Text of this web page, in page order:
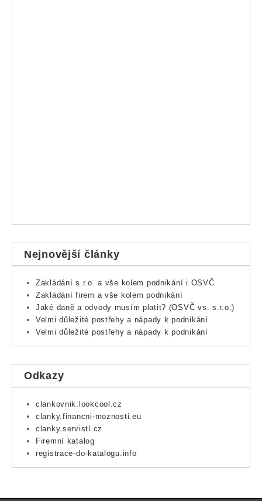
Nejnovější články
Zakládání s.r.o. a vše kolem podnikání i OSVČ
Zakládání firem a vše kolem podnikání
Jaké daně a odvody musím platit? (OSVČ vs. s.r.o.)
Velmi důležité postřehy a nápady k podnikání
Velmi důležité postřehy a nápady k podnikání
Odkazy
clankovnik.lookcool.cz
clanky.financni-moznosti.eu
clanky.servistl.cz
Firemní katalog
registrace-do-katalogu.info